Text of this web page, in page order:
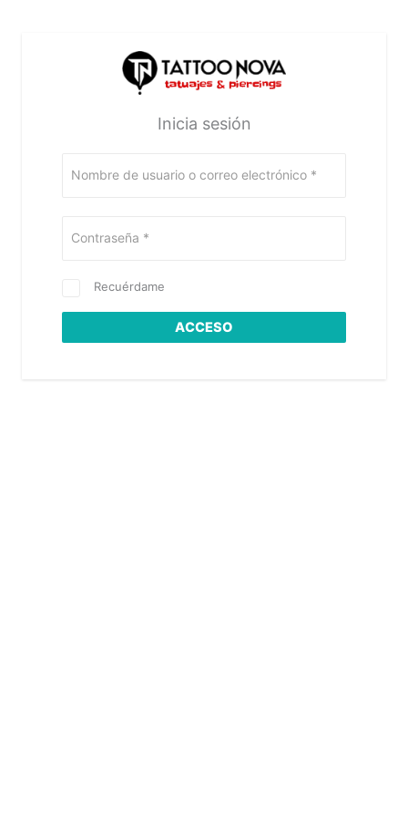
Inicia sesión
Nombre de usuario o correo electrónico *
Contraseña *
Recuérdame
ACCESO